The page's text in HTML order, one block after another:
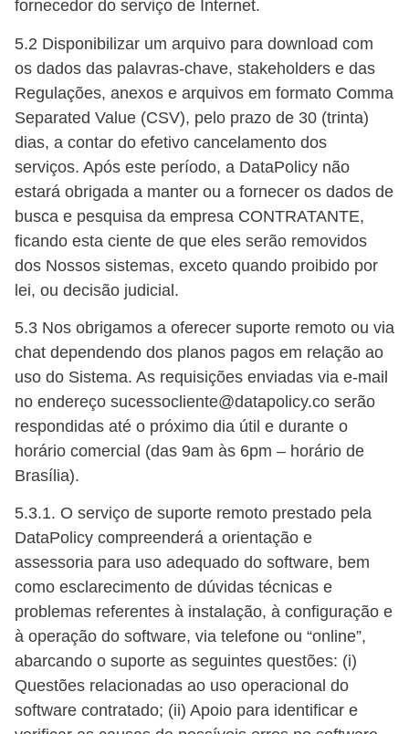
fornecedor do serviço de Internet.
5.2 Disponibilizar um arquivo para download com
os dados das palavras-chave, stakeholders e das
Regulações, anexos e arquivos em formato Comma
Separated Value (CSV), pelo prazo de 30 (trinta)
dias, a contar do efetivo cancelamento dos
serviços. Após este período, a DataPolicy não
estará obrigada a manter ou a fornecer os dados de
busca e pesquisa da empresa CONTRATANTE,
ficando esta ciente de que eles serão removidos
dos Nossos sistemas, exceto quando proibido por
lei, ou decisão judicial.
5.3 Nos obrigamos a oferecer suporte remoto ou via
chat dependendo dos planos pagos em relação ao
uso do Sistema. As requisições enviadas via e-mail
no endereço sucessocliente@datapolicy.co serão
respondidas até o próximo dia útil e durante o
horário comercial (das 9am às 6pm – horário de
Brasília).
5.3.1. O serviço de suporte remoto prestado pela
DataPolicy compreenderá a orientação e
assessoria para uso adequado do software, bem
como esclarecimento de dúvidas técnicas e
problemas referentes à instalação, à configuração e
à operação do software, via telefone ou “online”,
abarcando o suporte as seguintes questões: (i)
Questões relacionadas ao uso operacional do
software contratado; (ii) Apoio para identificar e